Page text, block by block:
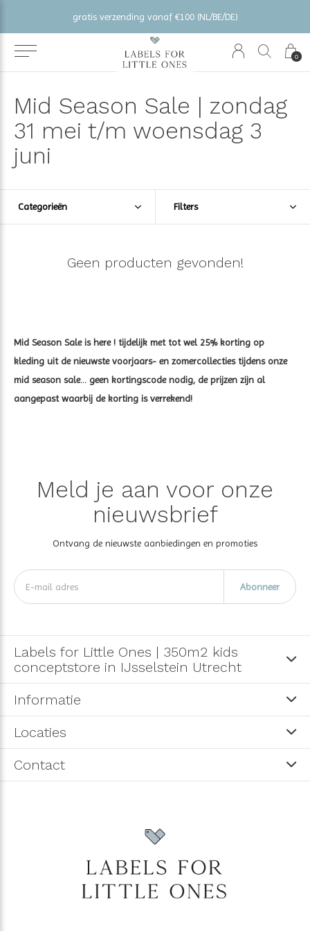
0
gratis verzending vanaf €100 (NL/BE/DE)
Mid Season Sale | zondag
31 mei t/m woensdag 3
juni
Categorieën Filters
Geen producten gevonden!
Mid Season Sale is here ! tijdelijk met tot wel 25% korting op
kleding uit de nieuwste voorjaars- en zomercollecties tijdens onze
mid season sale... geen kortingscode nodig, de prijzen zijn al
aangepast waarbij de korting is verrekend!
Meld je aan voor onze
nieuwsbrief
Ontvang de nieuwste aanbiedingen en promoties
Abonneer
Labels for Little Ones | 350m2 kids
conceptstore in IJsselstein Utrecht
Informatie
Locaties
Contact